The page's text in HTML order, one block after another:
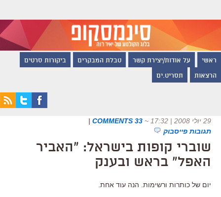
ראשי על אודות/יצירת קשר טבלת המבקרים ביקורות סרטים
הרצאות תסריט.ים
29 יולי 2008 | 17:32 ~
33 COMMENTS
|
תגובות פייסבוק
שוברי קופות בישראל: "האביר
האפל" בראש ובענק
יום של כותרות ורשימות. הנה עוד אחת.